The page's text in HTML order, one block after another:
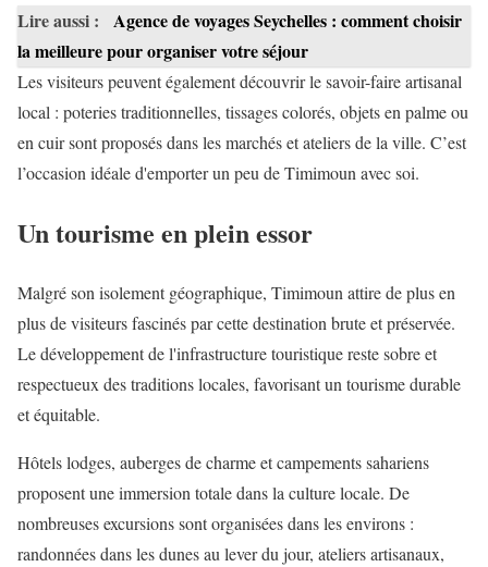
Lire aussi :
Agence de voyages Seychelles : comment choisir
la meilleure pour organiser votre séjour
Les visiteurs peuvent également découvrir le savoir-faire artisanal
local : poteries traditionnelles, tissages colorés, objets en palme ou
en cuir sont proposés dans les marchés et ateliers de la ville. C’est
l’occasion idéale d'emporter un peu de Timimoun avec soi.
Un tourisme en plein essor
Malgré son isolement géographique, Timimoun attire de plus en
plus de visiteurs fascinés par cette destination brute et préservée.
Le développement de l'infrastructure touristique reste sobre et
respectueux des traditions locales, favorisant un tourisme durable
et équitable.
Hôtels lodges, auberges de charme et campements sahariens
proposent une immersion totale dans la culture locale. De
nombreuses excursions sont organisées dans les environs :
randonnées dans les dunes au lever du jour, ateliers artisanaux,